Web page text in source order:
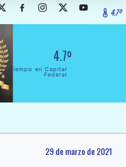
4.7º
4.7º
El Tiempo en Capital
Federal
29 de marzo de 2021